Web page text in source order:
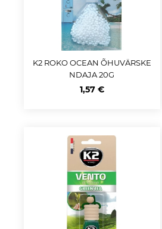
K2 ROKO OCEAN ÕHUVÄRSKE
NDAJA 20G
1,57 €